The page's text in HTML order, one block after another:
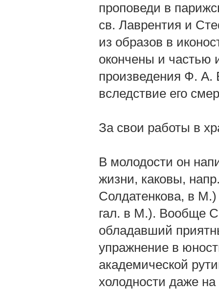
проповеди в
св. Лаврентия и
из образов в
окончены и частью
произведения Ф.
вследствие его
За свои работы в
В молодости он
жизни, каковы,
Солдатенкова, в
гал. в М.). Вообще
обладавший
упражнение в
академической
холодности даже